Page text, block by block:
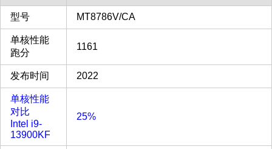
型号 MT8786V/CA
单核性能
跑分
1161
发布时间 2022
单核性能
对比
Intel i9-
13900KF
25%